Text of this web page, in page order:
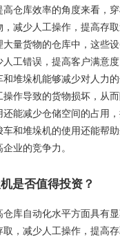
仓库效率的角度来看，
减少人工操作，提高存取
量货物的仓库中，这些
工错误，提高客户满意
堆垛机能够减少对人力
作导致的货物损坏，从而
能减少仓储空间的占用
和堆垛机的使用还能帮
业的竞争力。
是否值得投资？
库自动化水平方面具有
，减少人工操作，提高